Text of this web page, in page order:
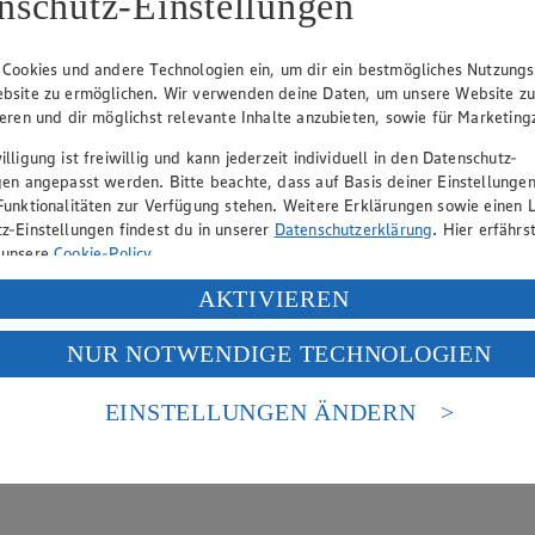
als Pesto. Blanchieren mit Eisbad bewahrt Farbe, alternativ
Doch auch einige Salatarten haben zwischen
si…
und andere Technologien ein, um dir ein bestmögliches
zu ermöglichen. Wir verwenden deine Daten, um unsere Website zu
und dir möglichst relevante Inhalte anzubieten, sowie für
ist freiwillig und kann jederzeit individuell in den Datenschutz-
angepasst werden. Bitte beachte, dass auf Basis deiner
zur Verfügung stehen. Weitere Erklärungen sowie einen
Einstellungen findest du in unserer Datenschutzerklärung. Hier
Cookie-Policy.
deiner personenbezogenen Daten in den USA durch Facebook und
„Aktivieren“ klickst, willigst du im Sinne des Art. 49 Abs. 1 Satz 1 lit.
Daten in den USA verarbeitet werden. Der EuGH sieht die USA als
europäischen Standards nicht angemessenen Datenschutzniveau an. Es
Zugriffs durch US-amerikanische Behörden.
AKTIVIEREN
NUR NOTWENDIGE TECHNOLOGIEN
EINSTELLUNGEN ÄNDERN